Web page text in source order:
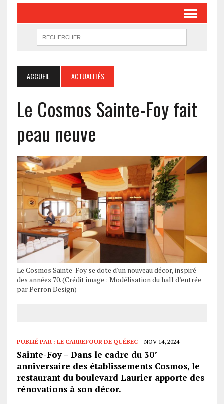
ACCUEIL ACTUALITÉS
Le Cosmos Sainte-Foy fait
peau neuve
Le Cosmos Sainte-Foy se dote d'un nouveau décor, inspiré
des années 70. (Crédit image : Modélisation du hall d’entrée
par Perron Design)
PUBLIÉ PAR : LE CARREFOUR DE QUÉBEC NOV 14, 2024
Sainte-Foy – Dans le cadre du 30e
anniversaire des établissements Cosmos, le
restaurant du boulevard Laurier apporte des
rénovations à son décor.